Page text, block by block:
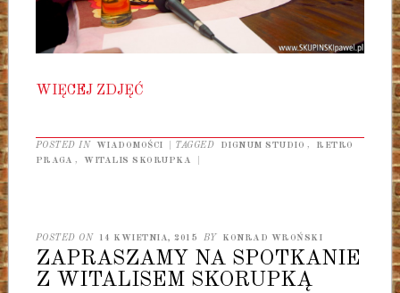
WIĘCEJ ZDJĘĆ
POSTED IN WIADOMOŚCI TAGGED DIGNUM STUDIO ,
RETRO
PRAGA , WITALIS SKORUPKA
POSTED ON 14 KWIETNIA, 2015 BY KONRAD WROŃSKI
ZAPRASZAMY NA SPOTKANIE
Z WITALISEM SKORUPKĄ